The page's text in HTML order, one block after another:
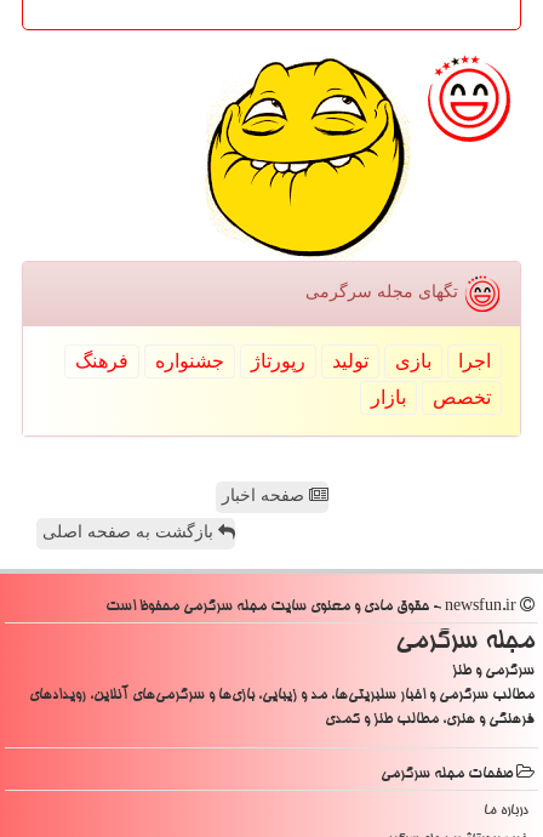
تگهای مجله سرگرمی
اجرا بازی تولید رپورتاژ جشنواره
فرهنگ
تخصص
بازار
صفحه اخبار
بازگشت به صفحه اصلی
مجله سرگرمی
سرگرمی و طنز
مطالب سرگرمی و اخبار سلبریتی‌ها، مد و زیبایی، بازی‌ها و سرگرمی‌های آنلاین، رویدادهای
فرهنگی و هنری، مطالب طنز و کمدی
صفحات مجله سرگرمی
درباره ما